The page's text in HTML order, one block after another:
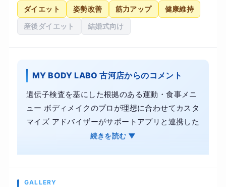
ダイエット 姿勢改善 筋力アップ 健康維持
産後ダイエット 結婚式向け
MY BODY LABO 古河店からのコメント
遺伝子検査を基にした根拠のある運動・食事メニ
ュー ボディメイクのプロが理想に合わせてカスタ
マイズ アドバイザーがサポートアプリと連携した
食事管理 オンライン・ジムそれぞれ併用OK 結果
続きを読む ▼
GALLERY